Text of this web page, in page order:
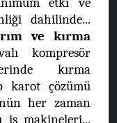
dahilinde...
ve kırma
kompresör
kırma
karot çözümü
her zaman
iş makineleri...